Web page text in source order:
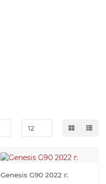
Genesis G90 2022 г.